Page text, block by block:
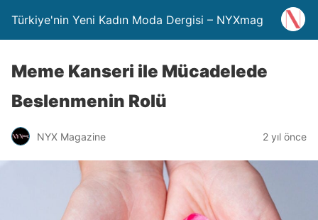
Türkiye'nin Yeni Kadın Moda Dergisi – NYXmag
Meme Kanseri ile Mücadelede
Beslenmenin Rolü
NYX Magazine 2 yıl önce